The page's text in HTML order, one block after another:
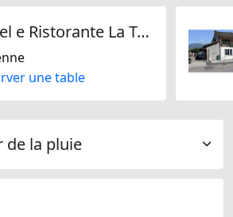
Hotel e Ristorante La Tureta
une table
de la pluie